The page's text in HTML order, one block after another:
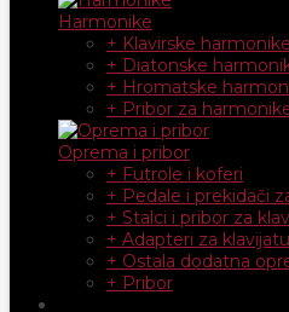
Harmonike
+ Klavirske harmonike
+ Diatonske
+ Hromatske
+ Pribor za
Oprema i pribor
+ Futrole i koferi
+ Pedale i prekidači
+ Stalci i pribor za
+ Adapteri za
+ Ostala dodatna
+ Pribor